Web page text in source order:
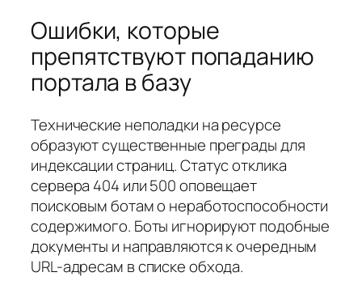
Ошибки, которые
препятствуют попаданию
портала в базу
Технические неполадки на ресурсе
образуют существенные преграды для
индексации страниц. Статус отклика
сервера 404 или 500 оповещает
поисковым ботам о неработоспособности
содержимого. Боты игнорируют подобные
документы и направляются к очередным
URL-адресам в списке обхода.